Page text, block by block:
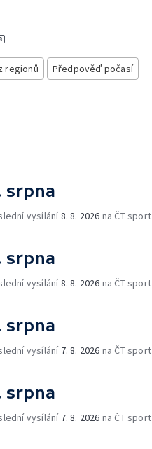
regionů Předpověď počasí
srpna
vysílání8. 8. 2026 na ČT sport
srpna
vysílání8. 8. 2026 na ČT sport
srpna
vysílání 7. 8. 2026 na ČT sport
srpna
vysílání 7. 8. 2026 na ČT sport